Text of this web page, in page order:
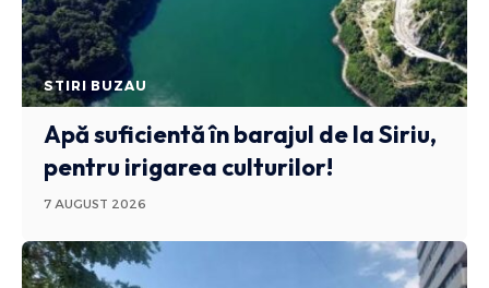
STIRI BUZAU
Apă suficientă în barajul de la Siriu,
pentru irigarea culturilor!
7 AUGUST 2026